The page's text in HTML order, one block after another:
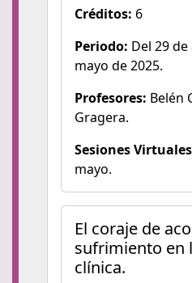
Créditos: 6
Periodo: Del 29
mayo de 2025.
Profesores: Belén
Gragera.
Sesiones
mayo.
El coraje de
sufrimiento en
clínica.